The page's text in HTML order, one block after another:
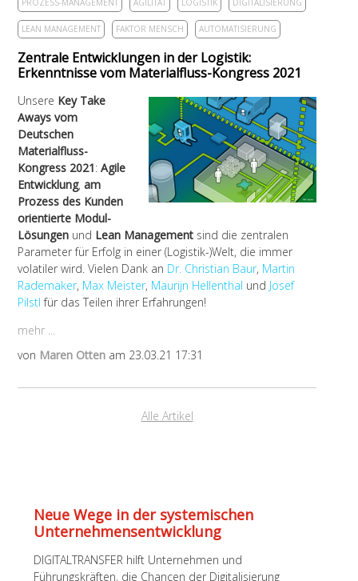
PROZESS-MANAGEMENT AGILITÄT LOGISTIK DIGITALISIERUNG
LEAN MANAGEMENT FAKTOR MENSCH AUTOMATISIERUNG
Zentrale Entwicklungen in der Logistik:
Erkenntnisse vom Materialfluss-Kongress 2021
Unsere Key Take
Aways vom
Deutschen
Materialfluss-
Kongress 2021:Agile
Entwicklung,am
Prozess des Kunden
orientierte Modul-
Lösungen und Lean Management sind die zentralen
Parameter für Erfolg in einer (Logistik-)Welt, die immer
volatiler wird. Vielen Dank an Dr. Christian Baur, Martin
Rademaker, Max Meister, Maurijn Hellenthal und Josef
Pilstl für das Teilen ihrer Erfahrungen!
mehr ...
von Maren Otten am 23.03.21 17:31
Alle Artikel
Neue Wege in der systemischen
Unternehmens­entwicklung
DIGITALTRANSFER hilft Unternehmen und
Führungskräften, die Chancen der Digitalisierung